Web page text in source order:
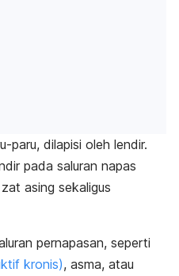
paru, dilapisi oleh lendir.
pada saluran napas
asing sekaligus
pernapasan, seperti
kronis), asma, atau